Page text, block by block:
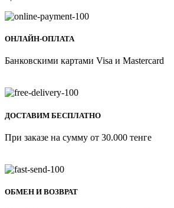
ОНЛАЙН-ОПЛАТА
Банковскими картами Visa и Mastercard
ДОСТАВИМ БЕСПЛАТНО
При заказе на сумму от 30.000 тенге
ОБМЕН И ВОЗВРАТ